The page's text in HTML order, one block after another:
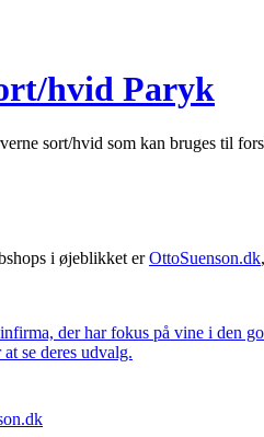
hvid Paryk
sort/hvid som kan bruges til
i øjeblikket erOttoSuenson.dk,
der har fokus på vine i den
se deres udvalg.